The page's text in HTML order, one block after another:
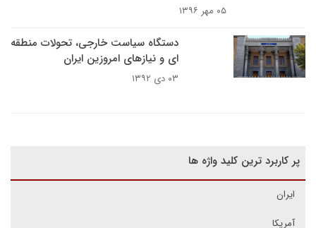
۰۵ مهر ۱۳۹۶
دستگاه سیاست خارجی، تحولات منطقه
ای و نیازهای امروزین ایران
۰۳ دی ۱۳۹۲
پر کاربرد ترین کلید واژه ها
ایران
آمریکا